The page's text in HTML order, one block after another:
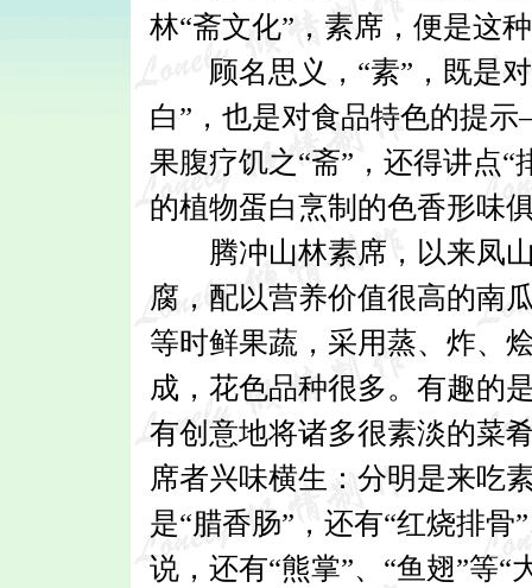
林“斋文化”，素席，便是这
顾名思义，“素”，既是
白”，也是对食品特色的提
果腹疗饥之“斋”，还得讲点
的植物蛋白烹制的色香形味
腾冲山林素席，以来凤山
腐，配以营养价值很高的南
等时鲜果蔬，采用蒸、炸、
成，花色品种很多。有趣的
有创意地将诸多很素淡的菜
席者兴味横生：分明是来吃
是“腊香肠”，还有“红烧排
说，还有“熊掌”、“鱼翅”等